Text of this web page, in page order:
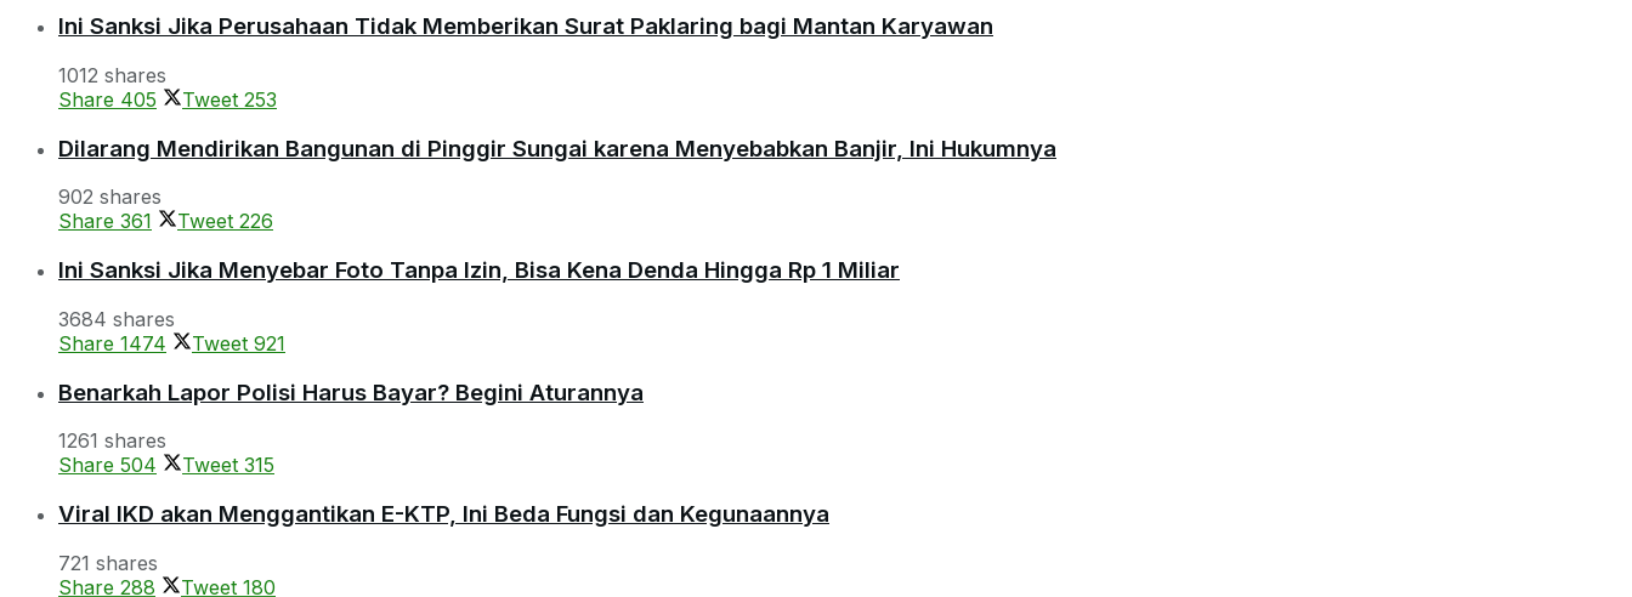
Ini Sanksi Jika Perusahaan Tidak Memberikan Surat Paklaring bagi Mantan Karyawan
1012 shares
Share 405 Tweet 253
Dilarang Mendirikan Bangunan di Pinggir Sungai karena Menyebabkan Banjir, Ini Hukumnya
902 shares
Share 361 Tweet 226
Ini Sanksi Jika Menyebar Foto Tanpa Izin, Bisa Kena Denda Hingga Rp 1 Miliar
3684 shares
Share 1474 Tweet 921
Benarkah Lapor Polisi Harus Bayar? Begini Aturannya
1261 shares
Share 504 Tweet 315
Viral IKD akan Menggantikan E-KTP, Ini Beda Fungsi dan Kegunaannya
721 shares
Share 288 Tweet 180